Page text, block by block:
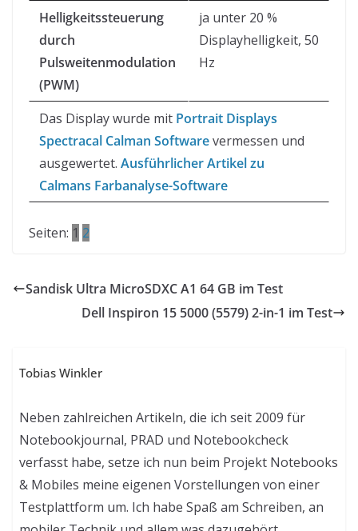
Helligkeitssteuerung
durch
Pulsweitenmodulation
(PWM)
ja unter 20 %
Displayhelligkeit, 50
Hz
Das Display wurde mit Portrait Displays
Spectracal Calman Softwarevermessen und
ausgewertet. Ausführlicher Artikel zu
Calmans Farbanalyse-Software
Seiten: 1 2
Sandisk Ultra MicroSDXC A1 64 GB im Test
Dell Inspiron 15 5000 (5579) 2-in-1 im Test
Tobias Winkler
Neben zahlreichen Artikeln, die ich seit 2009 für
Notebookjournal, PRAD und Notebookcheck
verfasst habe, setze ich nun beim Projekt Notebooks
& Mobiles meine eigenen Vorstellungen von einer
Testplattform um. Ich habe Spaß am Schreiben, an